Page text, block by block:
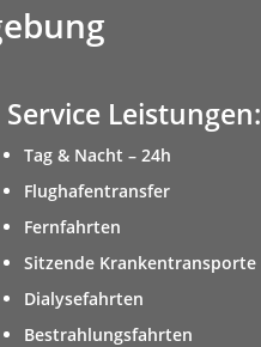
Service Leistungen:
Tag & Nacht – 24h
Flughafentransfer
Fernfahrten
Sitzende Krankentransporte
Dialysefahrten
Bestrahlungsfahrten